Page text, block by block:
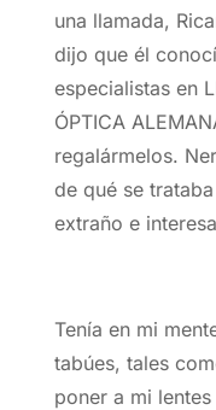
una llamada,
dijo que él
especialistas en
ÓPTICA
regalármelos.
de qué se
extraño e
Tenía en mi
tabúes, tales
poner a mi